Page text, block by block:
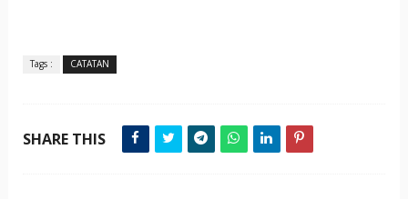
Tags : CATATAN
SHARE THIS